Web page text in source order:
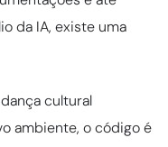
da IA, existe uma
cultural
ambiente, o código é